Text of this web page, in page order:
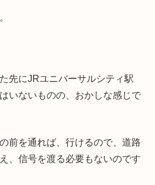
先にJRユニバーサルシティ駅
いないものの、おかしな感じで
前を通れば、行けるので、道路
、信号を渡る必要もないのです